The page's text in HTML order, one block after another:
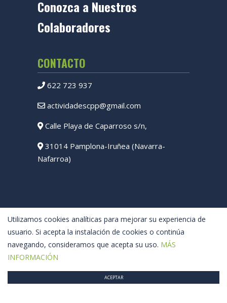
ACEPTAR
Utilizamos cookies analíticas para mejorar su experiencia de
usuario. Si acepta la instalación de cookies o continúa
navegando, consideramos que acepta su uso. MÁS
INFORMACIÓN
Conozca a Nuestros
Colaboradores
CONTACTO
622 723 937
actividadescpp@gmail.com
Calle Playa de Caparroso s/n,
31014 Pamplona-Iruñea (Navarra-
Nafarroa)